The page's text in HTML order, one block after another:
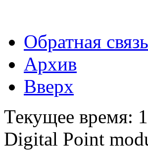
Обратная связь
Архив
Вверх
Текущее время:
Digital Point